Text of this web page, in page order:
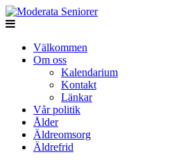
Välkommen
Om oss
Kalendarium
Kontakt
Länkar
Vår politik
Ålder
Äldreomsorg
Äldrefrid